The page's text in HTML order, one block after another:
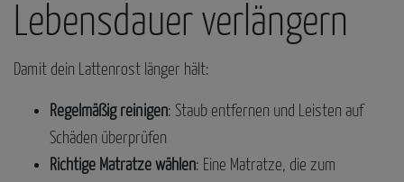
Lebensdauer verlängern
Damit dein Lattenrost länger hält:
Regelmäßig reinigen: Staub entfernen und Leisten auf
Schäden überprüfen
Richtige Matratze wählen: Eine Matratze, die zum